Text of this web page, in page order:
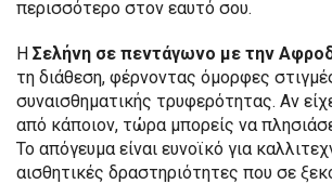
περισσότερο στον εαυτό σου.
Η Σελήνη σε πεντάγωνο με την
τη διάθεση, φέρνοντας όμορφες
συναισθηματικής τρυφερότητας. Αν
από κάποιον, τώρα μπορείς να
Το απόγευμα είναι ευνοϊκό για
αισθητικές δραστηριότητες που σε